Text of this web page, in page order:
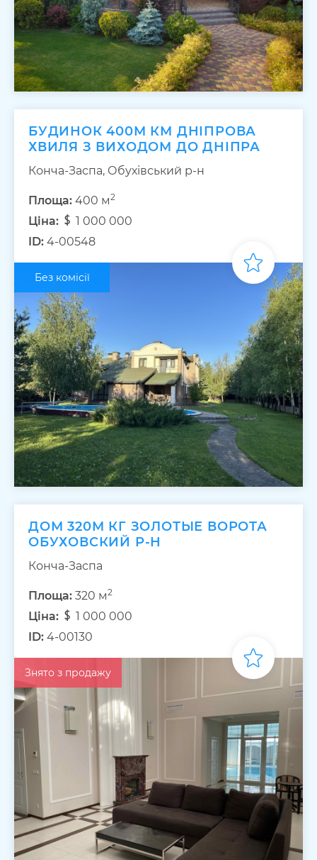
БУДИНОК 400М КМ ДНІПРОВА
ХВИЛЯ З ВИХОДОМ ДО ДНІПРА
Конча-Заспа, Обухівський р-н
Площа: 400 м2
Ціна:
1 000 000
ID: 4-00548
Без комісії
ДОМ 320М КГ ЗОЛОТЫЕ ВОРОТА
ОБУХОВСКИЙ Р-Н
Конча-Заспа
Площа: 320 м2
Ціна:
1 000 000
ID: 4-00130
Знято з продажу